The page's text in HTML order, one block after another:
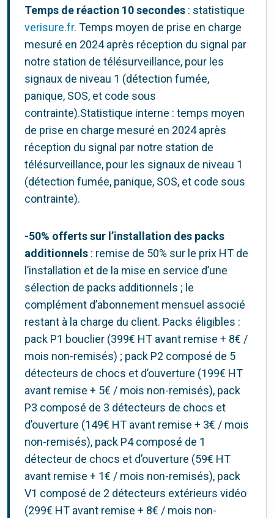
Temps de réaction 10 secondes : statistique
verisure.fr. Temps moyen de prise en charge
mesuré en 2024 après réception du signal par
notre station de télésurveillance, pour les
signaux de niveau 1 (détection fumée,
panique, SOS, et code sous
contrainte).Statistique interne : temps moyen
de prise en charge mesuré en 2024 après
réception du signal par notre station de
télésurveillance, pour les signaux de niveau 1
(détection fumée, panique, SOS, et code sous
contrainte).
-50% offerts sur l’installation des packs
additionnels : remise de 50% sur le prix HT de
l’installation et de la mise en service d’une
sélection de packs additionnels ; le
complément d’abonnement mensuel associé
restant à la charge du client. Packs éligibles :
pack P1 bouclier (399€ HT avant remise + 8€ /
mois non-remisés) ; pack P2 composé de 5
détecteurs de chocs et d’ouverture (199€ HT
avant remise + 5€ / mois non-remisés), pack
P3 composé de 3 détecteurs de chocs et
d’ouverture (149€ HT avant remise + 3€ / mois
non-remisés), pack P4 composé de 1
détecteur de chocs et d’ouverture (59€ HT
avant remise + 1€ / mois non-remisés), pack
V1 composé de 2 détecteurs extérieurs vidéo
(299€ HT avant remise + 8€ / mois non-